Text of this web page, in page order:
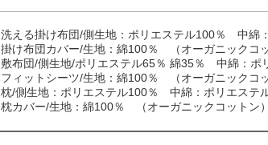
洗える掛け布団/側生地：ポリエステル100％ 中綿
掛け布団カバー/生地：綿100％ （オーガニックコ
敷布団/側生地/ポリエステル65％ 綿35％ 中綿：ポ
フィットシーツ/生地：綿100％ （オーガニックコ
枕/側生地：ポリエステル100％ 中綿：ポリエステ
枕カバー/生地：綿100％ （オーガニックコットン